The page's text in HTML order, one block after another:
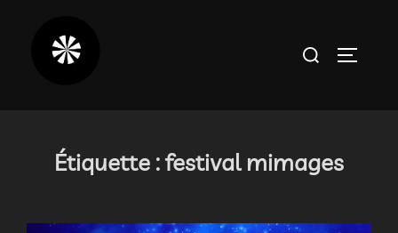
Rechercher :
Étiquette :festival mimages